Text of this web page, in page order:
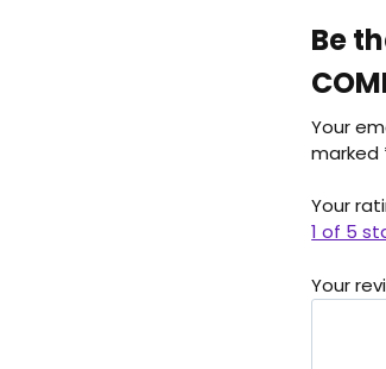
Be
Your
marked
Your
1 of 5
Your